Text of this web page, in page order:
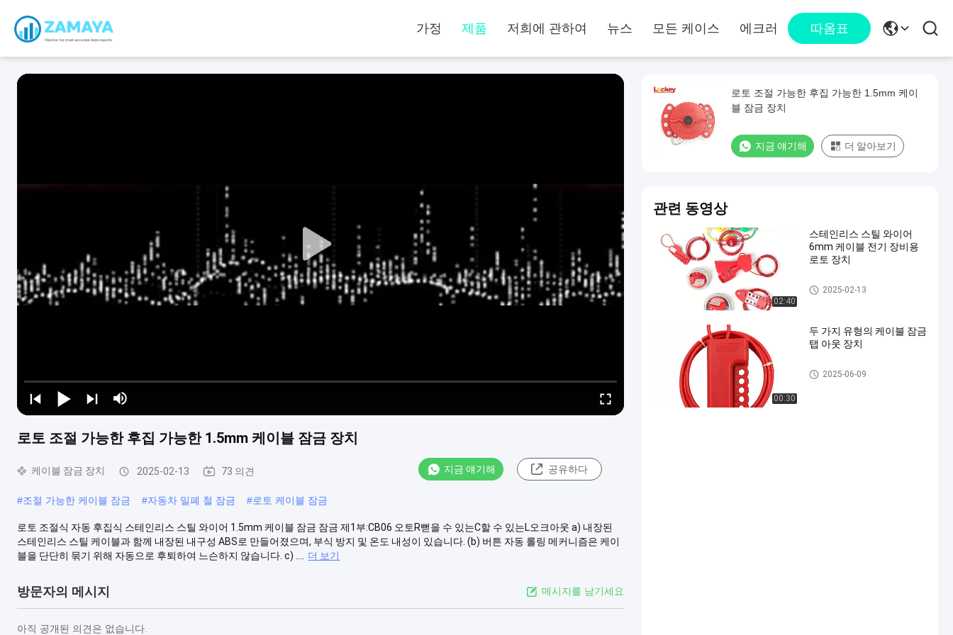
가정 제품 저희에 관하여 뉴스 모든 케이스 에크러 따옴표
로토 조절 가능한 후집 가능한 1.5mm 케이블 잠금 장치
케이블 잠금 장치 2025-02-13 73 의견 지금 얘기해 공유하다
#조절 가능한 케이블 잠금 #자동차 밀폐 철 잠금 #로토 케이블 잠금
로토 조절식 자동 후집식 스테인리스 스틸 와이어 1.5mm 케이블 잠금 잠금 제1부:CB06 오토R뻗을 수 있는C할 수 있는L오크아웃 a) 내장된
스테인리스 스틸 케이블과 함께 내장된 내구성 ABS로 만들어졌으며, 부식 방지 및 온도 내성이 있습니다. (b) 버튼 자동 롤링 메커니즘은 케이
블을 단단히 묶기 위해 자동으로 후퇴하여 느슨하지 않습니다. c) ....
더 보기
방문자의 메시지 메시지를 남기세요
아직 공개된 의견은 없습니다.
로토 조절 가능한 후집 가능한 1.5mm 케이
블 잠금 장치
지금 얘기해 더 알아보기
관련 동영상
02:40
스테인리스 스틸 와이어
6mm 케이블 전기 장비용
로토 장치
케이블 잠금 장치
2025-02-13
00:30
두 가지 유형의 케이블 잠금
탭 아웃 장치
케이블 잠금 장치
2025-06-09